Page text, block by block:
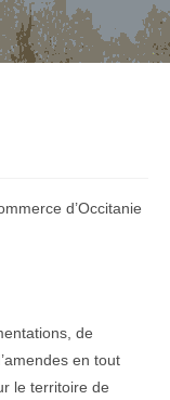
d’Occitanie
de
en tout
le territoire de